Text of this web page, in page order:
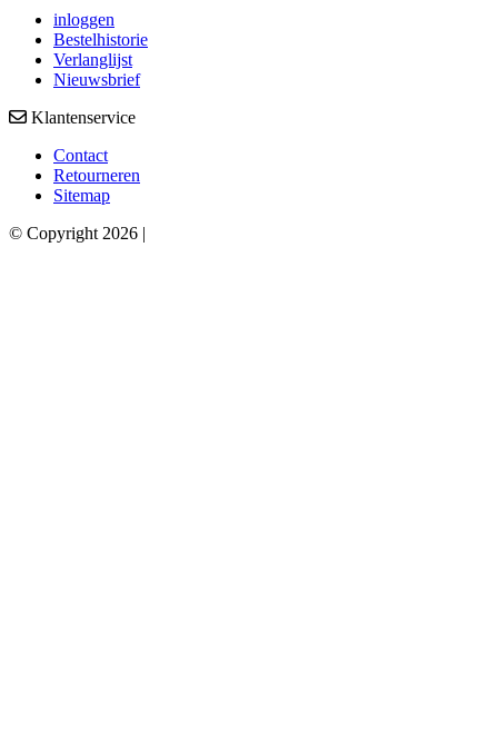
inloggen
Bestelhistorie
Verlanglijst
Nieuwsbrief
Klantenservice
Contact
Retourneren
Sitemap
© Copyright 2026 |